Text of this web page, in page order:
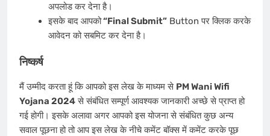
अपलोड कर देना है।
इसके बाद आपको“Final Submit”Button पर क्लिक करके
आवेदन को सबमिट कर देना है।
निष्कर्ष
मैं उम्मीद करता हूं कि आपको इस लेख के माध्यम से PM Wani Wifi
Yojana 2024से संबंधित सम्पूर्ण आवश्यक जानकारी अच्छे से प्राप्त हो
गई होगी। इसके अलावा अगर आपको इस योजना से संबंधित कुछ अन्य
सवाल पूछना हो तो आप इस लेख के नीचे कमेंट बॉक्स में कमेंट करके पूछ